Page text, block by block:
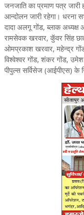
जनजाति का प्रमाण पत्र
आन्दोलन जारी रहेगा। धरना
दादा अलगू गोंड, ब्लाक
रामसेवक खरवार, कुॅवर सिंह
ओमप्रकाश खरवार, महेन्द्र
विश्वेश्वर गोंड, शंकर गोंड, उमेश
पीपुल्स सर्विसेज (आईपीएस) के